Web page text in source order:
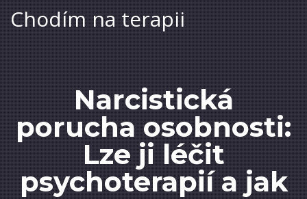
Chodím na terapii
Narcistická
porucha osobnosti:
Lze ji léčit
psychoterapií a jak